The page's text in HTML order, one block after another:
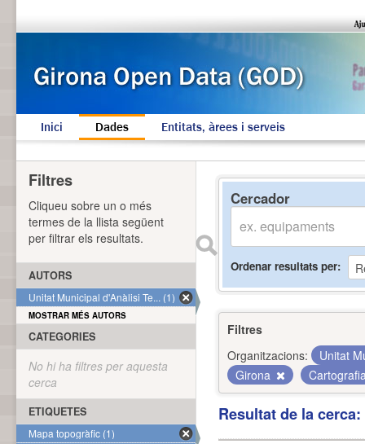
Inici Dades Entitats, àrees i serveis
Cercador
Ordenar resultats per
Filtres
Organitzacions:
Unitat
Girona
Resultat de la
Filtres
Cliqueu sobre un o més
termes de la llista següent
per filtrar els resultats.
AUTORS
Unitat Municipal d'Anàlisi Te... (1)
MOSTRAR MÉS AUTORS
CATEGORIES
No hi ha filtres per aquesta
cerca
ETIQUETES
Mapa topogràfic (1)